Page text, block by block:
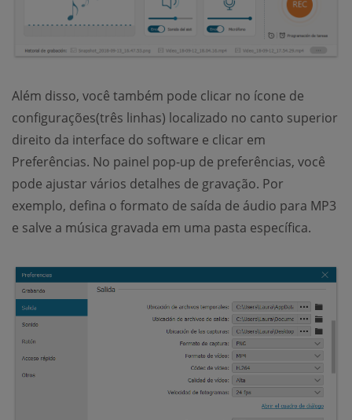
Além disso, você também pode clicar no ícone de
configurações(três linhas) localizado no canto superior
direito da interface do software e clicar em
Preferências. No painel pop-up de preferências, você
pode ajustar vários detalhes de gravação. Por
exemplo, defina o formato de saída de áudio para MP3
e salve a música gravada em uma pasta específica.